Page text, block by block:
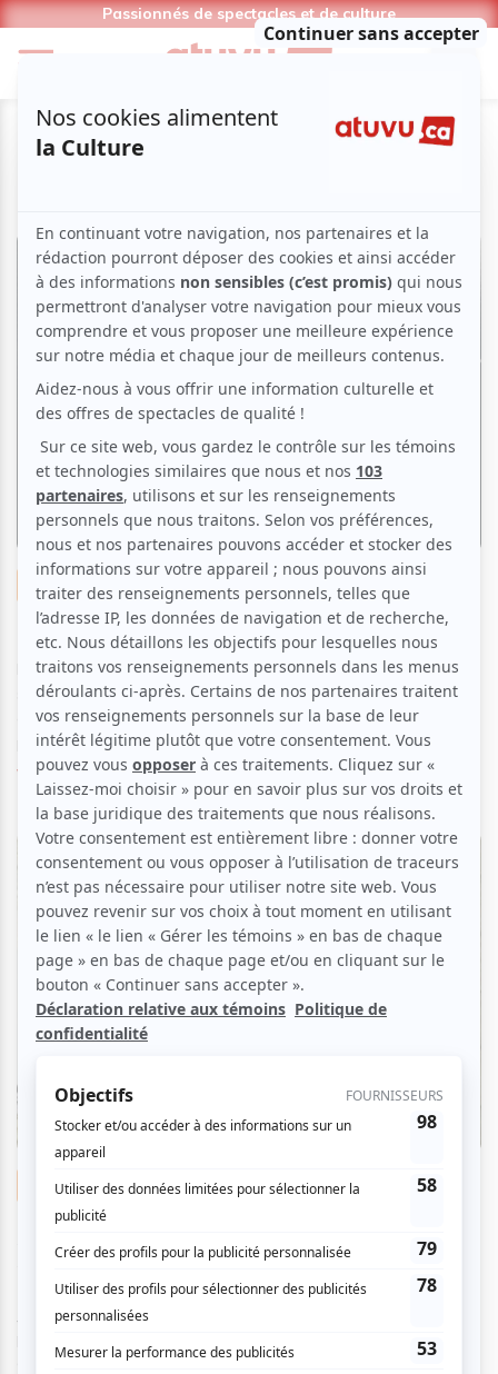
Passionnés de spectacles et de culture
Galerie photo
Zoom photo | Patrick Watson au MTELUS
Rédaction atuvu.ca| 2 février 2024
En ce début du mois de février, Patrick Watson présente une
série de 4 concerts au MTELUS, dont la première date
commençait jeudi soir devant une salle pleine. atuvu.ca vous
propose un retour en photo...
Voir l'article>
Galerie photo
Montréal : Figures et fragments, ou l’amour
photographique d’André Lavallée pour la
métropole
Sophie Archambault| 20 juillet 2022
Jusqu’au 5 septembre, l’avenue du Mont-Royal accentue son
penchant artistique en présentant gratuitement l’exposition
d’André Lavallée, Mont...